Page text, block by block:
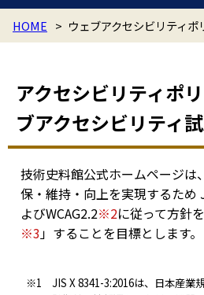
HOME > ウェブアクセシビリティポ
アクセシビリティポ
ブアクセシビリティ
技術史料館公式ホームページは
保・維持・向上を実現するため
よびWCAG2.2※2に従って方針
※3」することを目標とします。
※1 JIS X 8341-3:2016は、日本産業